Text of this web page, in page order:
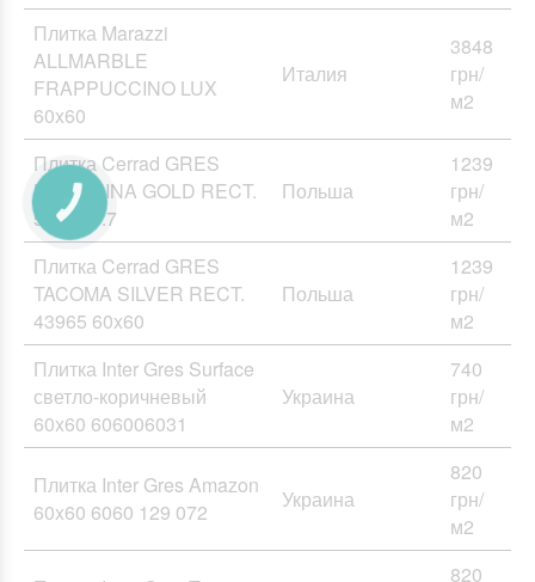
Плитка Marazzi
ALLMARBLE
FRAPPUCCINO LUX
60x60
Италия
3848
грн/
м2
Плитка Cerrad GRES
MARQUINA GOLD RECT.
59.7x59.7
Польша
1239
грн/
м2
Плитка Cerrad GRES
TACOMA SILVER RECT.
43965 60x60
Польша
1239
грн/
м2
Плитка Inter Gres Surface
светло-коричневый
60x60 606006031
Украина
740
грн/
м2
Плитка Inter Gres Amazon
60x60 6060 129 072
Украина
820
грн/
м2
820